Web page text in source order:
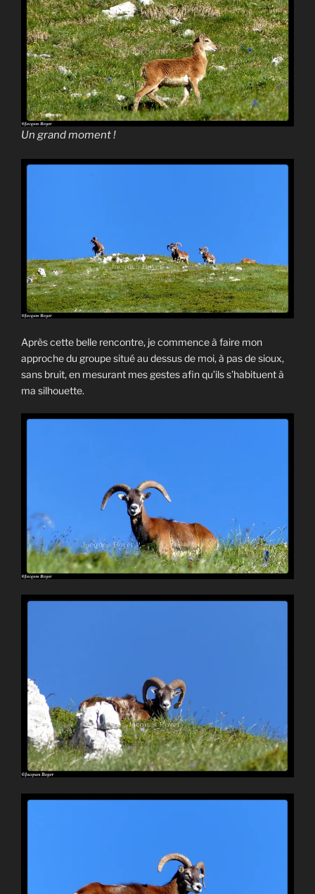
Un grand moment !
Après cette belle rencontre, je commence à faire mon
approche du groupe situé au dessus de moi, à pas de sioux,
sans bruit, en mesurant mes gestes afin qu’ils s’habituent à
ma silhouette.